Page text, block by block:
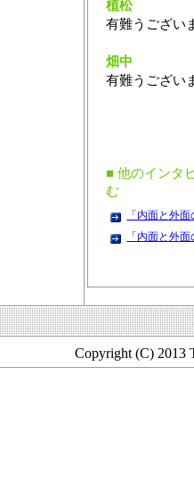
植松
有難うござい
畑中
有難うござい
■ 他のインタ
む
「内面と外
「内面と外
Copyright (C) 2013